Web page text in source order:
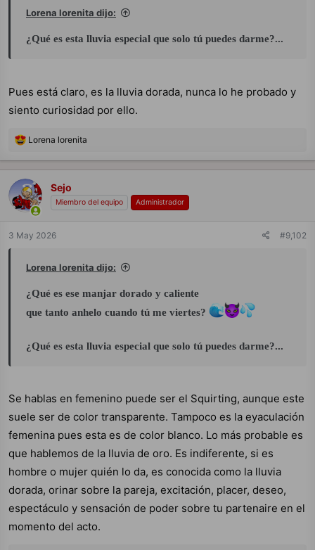
Lorena lorenita dijo:
¿Qué es esta lluvia especial que solo tú puedes darme?...
Pues está claro, es la lluvia dorada, nunca lo he probado y
siento curiosidad por ello.
R
a
c
c
i
o
n
s
Lorena lorenita
Sejo
Miembro del equipo Administrador
3 May 2026 #9,102
Lorena lorenita dijo:
¿Qué es ese manjar dorado y caliente
que tanto anhelo cuando tú me viertes?
¿Qué es esta lluvia especial que solo tú puedes darme?...
Se hablas en femenino puede ser el Squirting, aunque este
suele ser de color transparente. Tampoco es la eyaculación
femenina pues esta es de color blanco. Lo más probable es
que hablemos de la lluvia de oro. Es indiferente, si es
hombre o mujer quién lo da, es conocida como la lluvia
dorada, orinar sobre la pareja, excitación, placer, deseo,
espectáculo y sensación de poder sobre tu partenaire en el
momento del acto.